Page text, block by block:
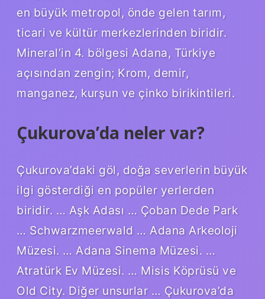
en büyük metropol, önde gelen tarım,
ticari ve kültür merkezlerinden biridir.
Mineral’in 4. bölgesi Adana, Türkiye
açısından zengin; Krom, demir,
manganez, kurşun ve çinko birikintileri.
Çukurova’da neler var?
Çukurova’daki göl, doğa severlerin büyük
ilgi gösterdiği en popüler yerlerden
biridir. … Aşk Adası … Çoban Dede Park
… Schwarzmeerwald … Adana Arkeoloji
Müzesi. … Adana Sinema Müzesi. …
Atratürk Ev Müzesi. … Misis Köprüsü ve
Old City. Diğer unsurlar … Çukurova’da